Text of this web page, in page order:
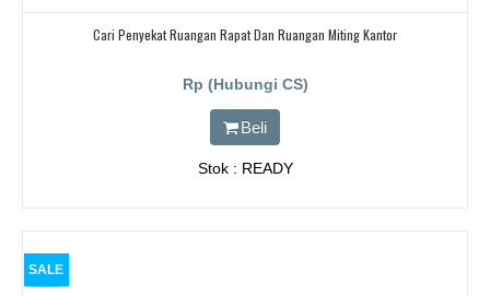
Cari Penyekat Ruangan Rapat Dan Ruangan Miting Kantor
Rp (Hubungi CS)
Beli
Stok : READY
SALE